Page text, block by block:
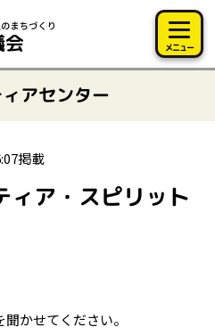
メニュー
アセンター
掲載
ア・スピリット
かせてください。